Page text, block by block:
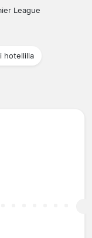
League
hotellilla